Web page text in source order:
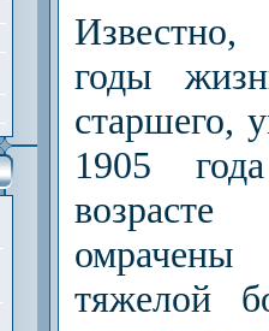
годы
старшего,
1905
тяжелой